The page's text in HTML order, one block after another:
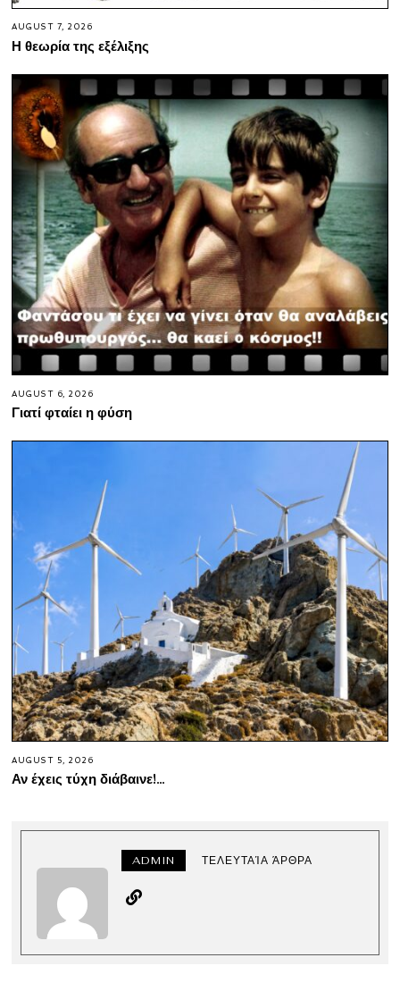
AUGUST 7, 2026
Η θεωρία της εξέλιξης
AUGUST 6, 2026
Γιατί φταίει η φύση
AUGUST 5, 2026
Αν έχεις τύχη διάβαινε!…
ADMIN ΤΕΛΕΥΤΑΊΑ ΆΡΘΡΑ